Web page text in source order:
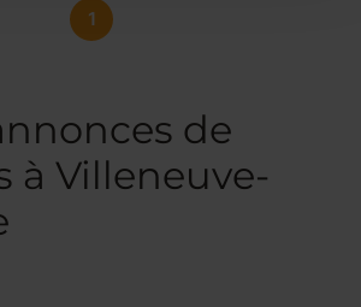
1
de
à Villeneuve-